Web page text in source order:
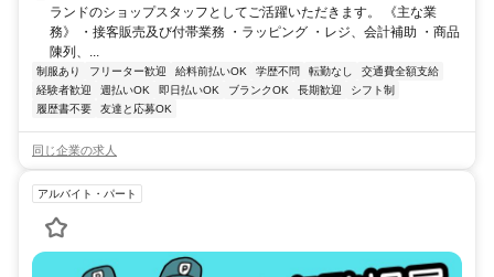
ランドのショップスタッフとしてご活躍いただきます。 《主な業
務》 ・接客販売及び付帯業務 ・ラッピング ・レジ、会計補助 ・商品
陳列、...
制服あり フリーター歓迎 給料前払いOK 学歴不問 転勤なし
交通費全額支給
経験者歓迎
週払いOK 即日払いOK ブランクOK 長期歓迎
シフト制
履歴書不要
友達と応募OK
同じ企業の求人
アルバイト・パート